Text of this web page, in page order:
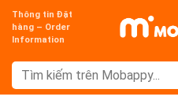
Chuyển
đến
dung
Thông tin Đặt
hàng – Order
Information